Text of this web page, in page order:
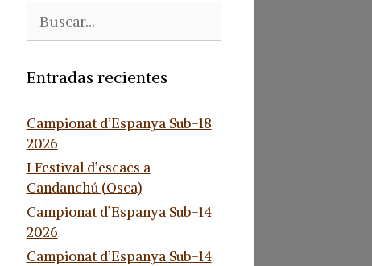
Entradas recientes
Campionat d’Espanya Sub-18
2026
I Festival d’escacs a
Candanchú (Osca)
Campionat d’Espanya Sub-14
2026
Campionat d’Espanya Sub-14